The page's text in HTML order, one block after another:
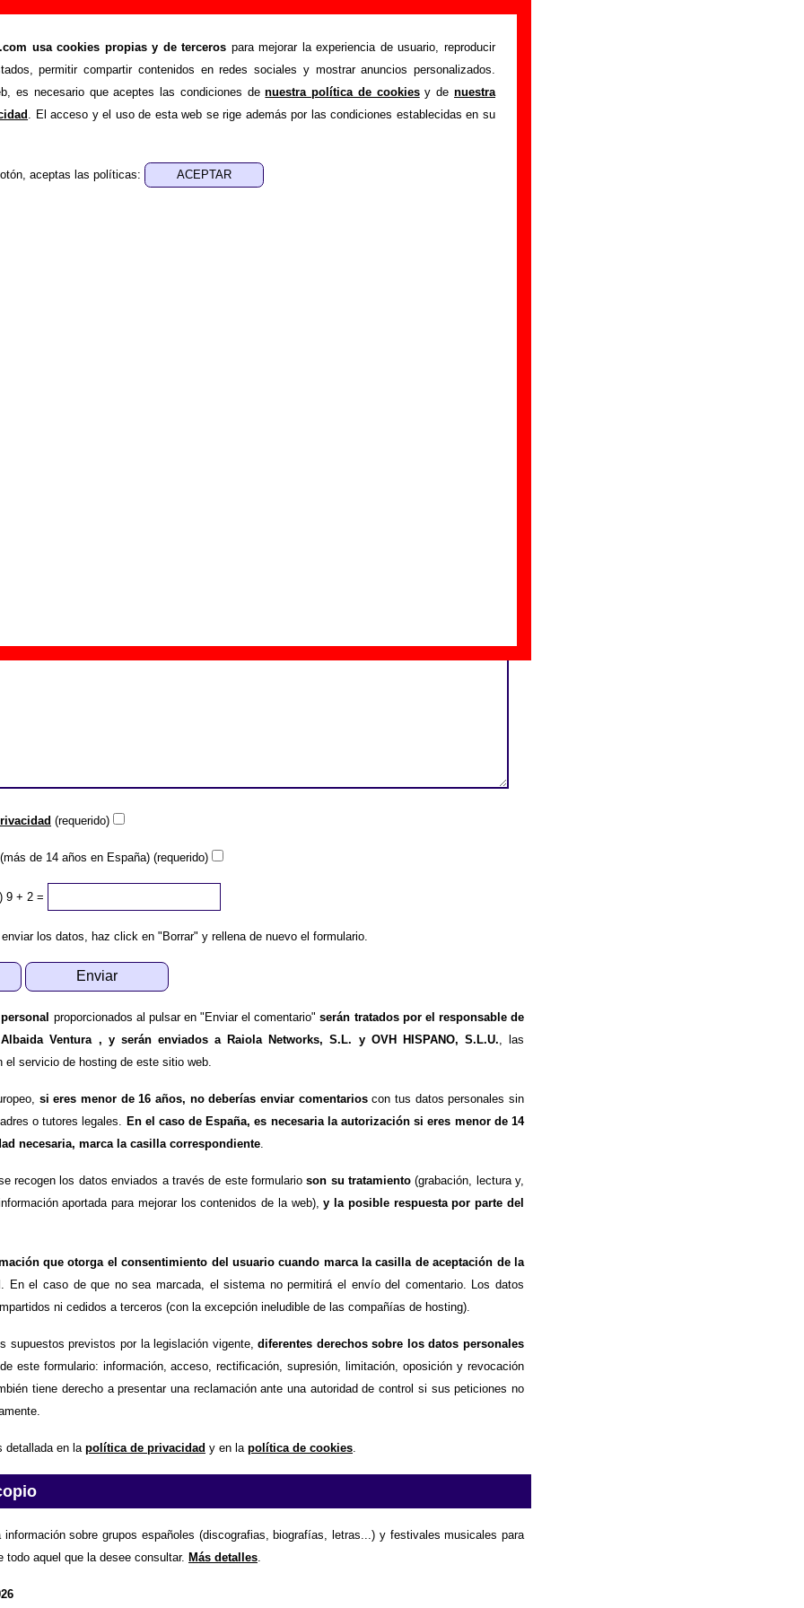
usa cookies propias y de terceros para mejorar la experiencia de usuario, reproducir
permitir compartir contenidos en redes sociales y mostrar anuncios personalizados.
es necesario que aceptes las condiciones denuestra política de cookiesy denuestra
. El acceso y el uso de esta web se rige además por las condiciones establecidas en su
aceptas las políticas:
- Añadir o corregir información
>Añadir
adicional, puedes enviar nueva información o corregir la existente mediante el
o escribiendo un e-mail a guialven@musicoscopio.com.Gracias por tu
(requerido)
de 14 años en España) (requerido)
9 + 2 =
los datos, haz click en "Borrar" y rellena de nuevo el formulario.
proporcionados al pulsar en "Enviar el comentario"serán tratados por el responsable de
Ventura , y serán enviados a Raiola Networks, S.L. y OVH HISPANO, S.L.U. , las
el servicio de hosting de este sitio web.
si eres menor de 16 años, no deberías enviar comentarioscon tus datos personales sin
o tutores legales.
En el caso de España, es necesaria la autorización si eres menor de 14
necesaria, marca la casilla correspondiente
recogen los datos enviados a través de este formularioson su tratamiento(grabación, lectura y,
aportada para mejorar los contenidos de la web),y la posible respuesta por parte del
que otorga el consentimiento del usuario cuando marca la casilla de aceptación de la
. En el caso de que no sea marcada, el sistema no permitirá el envío del comentario. Los datos
ni cedidos a terceros (con la excepción ineludible de las compañías de hosting).
supuestos previstos por la legislación vigente,diferentes derechos sobre los datos personales
este formulario: información, acceso, rectificación, supresión, limitación, oposición y revocación
tiene derecho a presentar una reclamación ante una autoridad de control si sus peticiones no
detallada en la política de privacidad y en la política de cookies
información sobre grupos españoles (discografias, biografías, letras...) y festivales musicales para
todo aquel que la desee consultar. Más detalles.